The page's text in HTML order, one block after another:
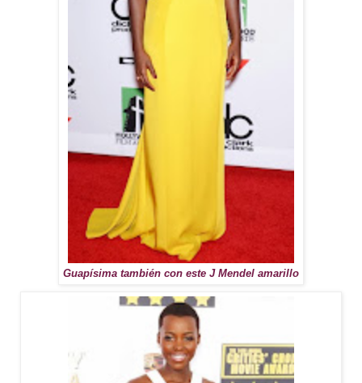
Guapísima también con este J Mendel amarillo